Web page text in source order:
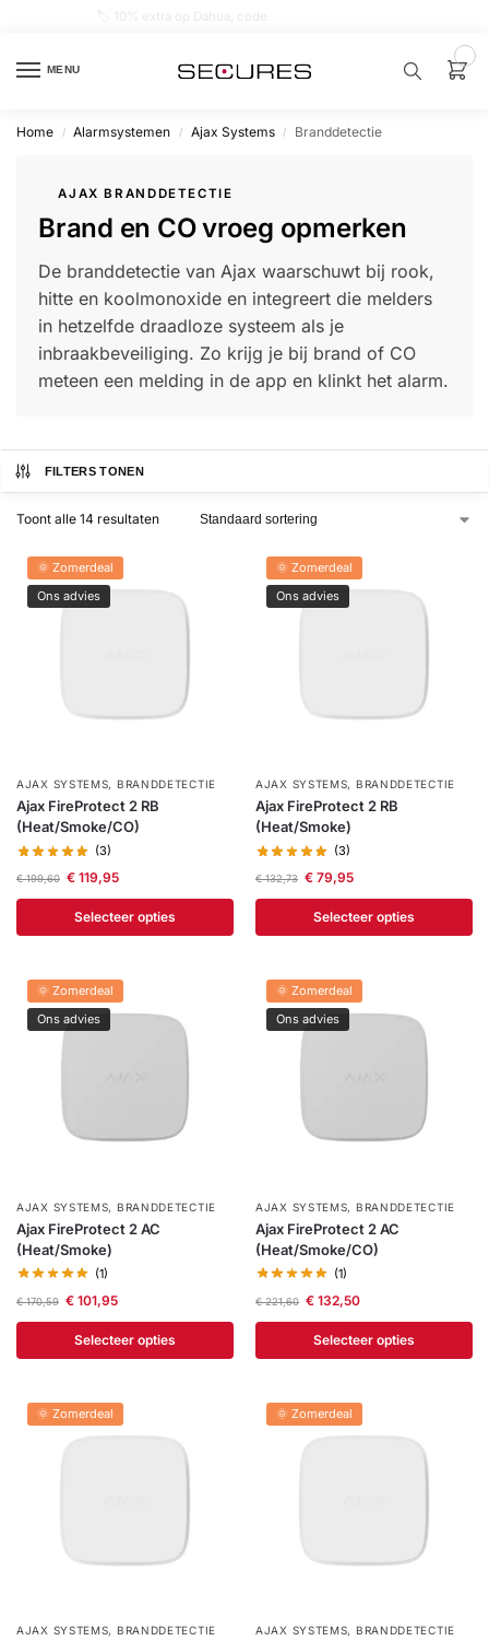
MENU
Alarm
Alarm
met
installatie
Alarmsystemen
Inbraakbeveiliging
Merken
Outlet SALE
Help &
service
Home / Alarmsystemen / Ajax Systems / Branddetectie
AJAX BRANDDETECTIE
Brand en CO vroeg opmerken
De branddetectie van Ajax waarschuwt bij rook,
hitte en koolmonoxide en integreert die melders
in hetzelfde draadloze systeem als je
inbraakbeveiliging. Zo krijg je bij brand of CO
meteen een melding in de app en klinkt het alarm.
FILTERS TONEN
Toont alle 14 resultaten
🌞 Zomerdeal
Ons advies
AJAX SYSTEMS, BRANDDETECTIE
Ajax FireProtect 2 RB
(Heat/Smoke/CO)
(3)
€199,60 €119,95
Selecteer opties
🌞 Zomerdeal
Ons advies
AJAX SYSTEMS, BRANDDETECTIE
Ajax FireProtect 2 RB
(Heat/Smoke)
(3)
€132,73 €79,95
Selecteer opties
🌞 Zomerdeal
Ons advies
AJAX SYSTEMS, BRANDDETECTIE
Ajax FireProtect 2 AC
(Heat/Smoke)
(1)
€170,59 €101,95
Selecteer opties
🌞 Zomerdeal
Ons advies
AJAX SYSTEMS, BRANDDETECTIE
Ajax FireProtect 2 AC
(Heat/Smoke/CO)
(1)
€221,60 €132,50
Selecteer opties
🌞 Zomerdeal
AJAX SYSTEMS, BRANDDETECTIE
🌞 Zomerdeal
AJAX SYSTEMS, BRANDDETECTIE